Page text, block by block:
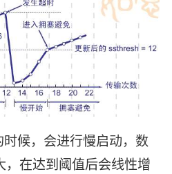
候，会进行慢启动，数
在达到阈值后会线性增